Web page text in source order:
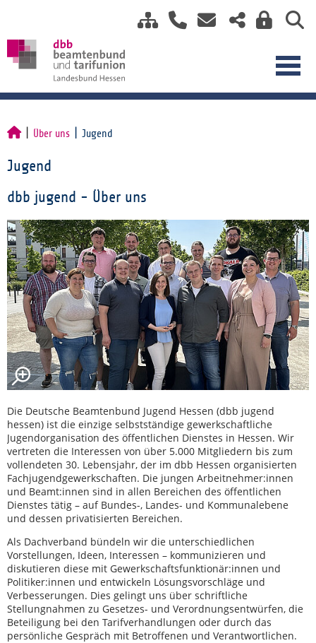
Über uns Jugend
Jugend
dbb jugend - Über uns
Die Deutsche Beamtenbund Jugend Hessen (dbb jugend
hessen) ist die einzige selbstständige gewerkschaftliche
Jugendorganisation des öffentlichen Dienstes in Hessen. Wir
vertreten die Interessen von über 5.000 Mitgliedern bis zum
vollendeten 30. Lebensjahr, der im dbb Hessen organisierten
Fachjugendgewerkschaften. Die jungen Arbeitnehmer:innen
und Beamt:innen sind in allen Bereichen des öffentlichen
Dienstes tätig – auf Bundes-, Landes- und Kommunalebene
und dessen privatisierten Bereichen.
Als Dachverband bündeln wir die unterschiedlichen
Vorstellungen, Ideen, Interessen – kommunizieren und
diskutieren diese mit Gewerkschaftsfunktionär:innen und
Politiker:innen und entwickeln Lösungsvorschläge und
Verbesserungen. Dies gelingt uns über schriftliche
Stellungnahmen zu Gesetzes- und Verordnungsentwürfen, die
Beteiligung bei den Tarifverhandlungen oder durch das
persönliche Gespräch mit Betroffenen und Verantwortlichen.